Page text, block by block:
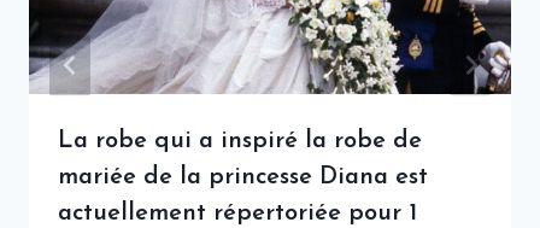
La robe qui a inspiré la robe de
mariée de la princesse Diana est
actuellement répertoriée pour 1